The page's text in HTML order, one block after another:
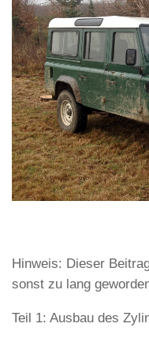
Hinweis: Dieser
sonst zu lang
Teil 1: Ausbau des